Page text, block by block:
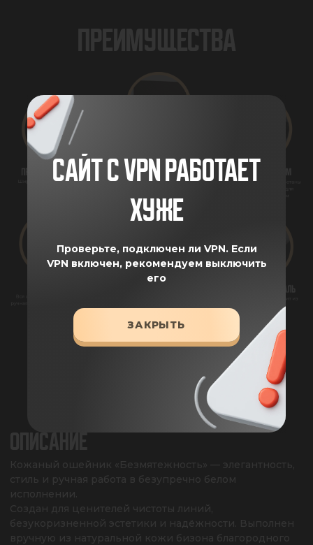
ПРЕИМУЩЕСТВА
ХАРАКТЕРИСТИКИ
ОПИСАНИЕ
Кожаный ошейник «Безмятежность» — элегантность,
стиль и ручная работа в безупречно белом
исполнении.
Создан для ценителей чистоты линий,
безукоризненной эстетики и надёжности. Выполнен
вручную из натуральной кожи бизона благородного
САЙТ С VPN РАБОТАЕТ
ХУЖЕ
Проверьте, подключен ли VPN. Если
VPN включен, рекомендуем выключить
его
ЗАКРЫТЬ